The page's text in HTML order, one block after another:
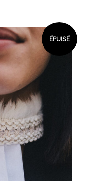
ÉPUISÉ